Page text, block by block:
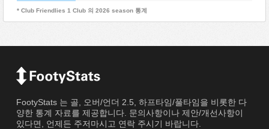
* Club Friendlies 1 Club 의 2026 season 통계
FootyStats 는 골, 오버/언더 2.5, 하프타임/풀타임을 비롯한 다
양한 통계 자료를 제공합니다. 문의사항이나 제안/개선사항이
있다면, 언제든 주저마시고 연락 주시기 바랍니다.